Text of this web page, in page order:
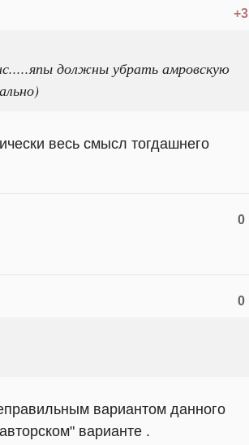
+3
должны убрать амровскую
весь смысл тогдашнего
0
0
вариантом данного
варианте .